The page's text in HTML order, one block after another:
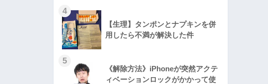
4
【生理】タンポンとナプキンを併
用したら不満が解決した件
5
《解除方法》iPhoneが突然アクテ
ィベーションロックがかかって使